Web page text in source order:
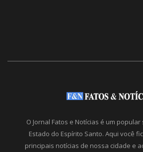
O Jornal Fatos e Notícias é um
Estado do Espírito Santo. Aqui você
principais notícias de nossa cidade e